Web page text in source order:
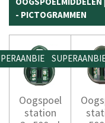
- PICTOGRAMMEN
Oogspoel
station